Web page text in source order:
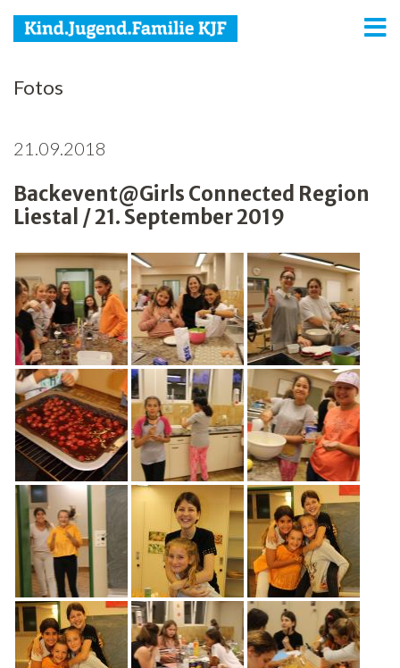
KJF
Jugend
Familie
Agenda
Netzwerk
Spenden
Jobs
Freiwilligenarbeit
News
Newsletter
Fotos
21.09.2018
Backevent@Girls Connected Region
Liestal / 21. September 2019